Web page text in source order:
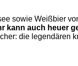
sowie Weißbier
kann auch heuer
die legendären